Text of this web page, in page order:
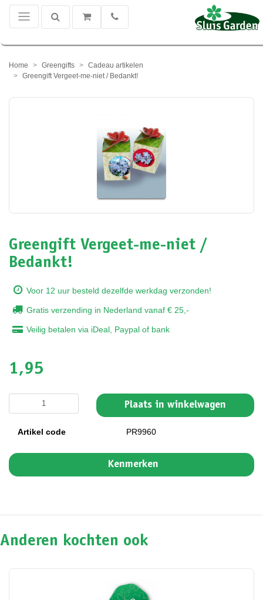
Home Greengifts
Cadeau artikelen
Greengift Vergeet-me-niet / Bedankt!
Greengift Vergeet-me-niet /
Bedankt!
Voor 12 uur besteld dezelfde werkdag verzonden!
Gratis verzending in Nederland vanaf € 25,-
Veilig betalen via iDeal, Paypal of bank
1,95
Plaats in winkelwagen
Artikel code PR9960
Kenmerken
Anderen kochten ook